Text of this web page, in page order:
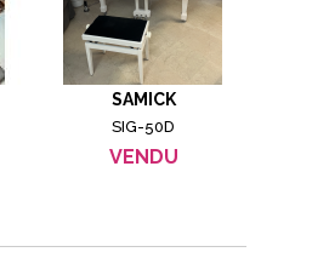
SAMICK
SIG-50D
VENDU